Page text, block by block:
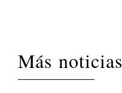
Más noticias